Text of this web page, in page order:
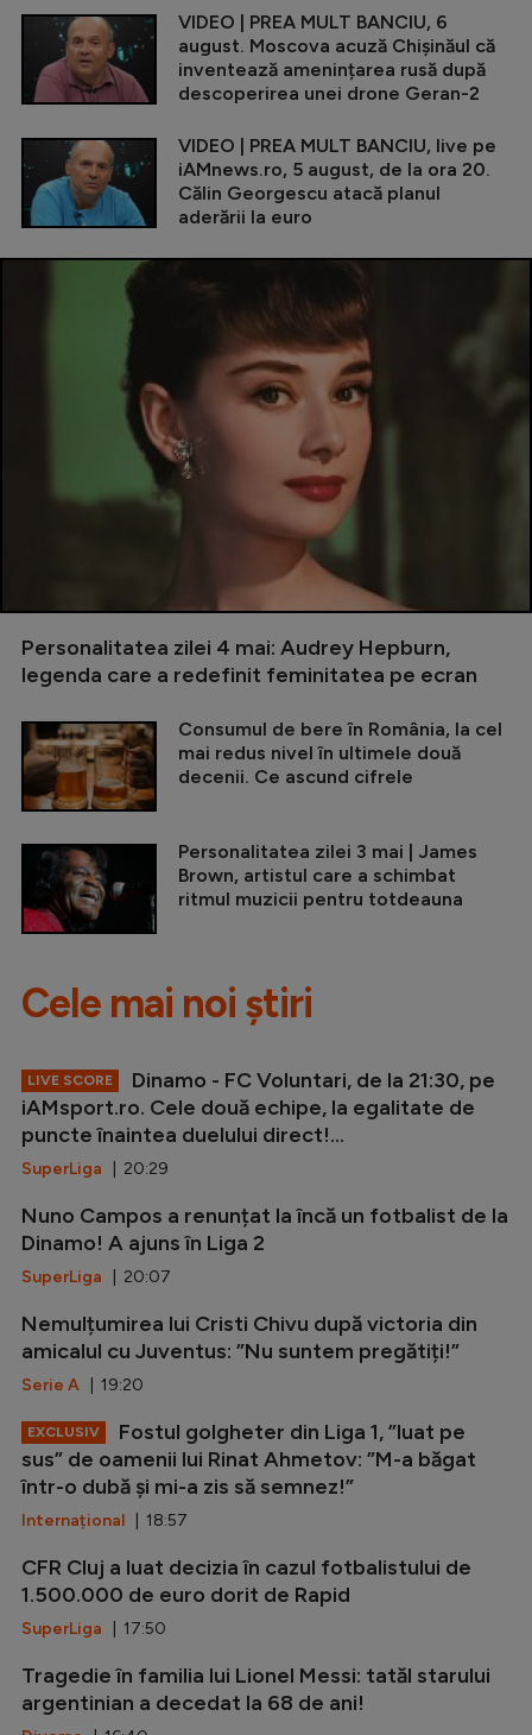
VIDEO | PREA MULT BANCIU, 6
august. Moscova acuză Chișinăul că
inventează amenințarea rusă după
descoperirea unei drone Geran-2
VIDEO | PREA MULT BANCIU, live pe
iAMnews.ro, 5 august, de la ora 20.
Călin Georgescu atacă planul
aderării la euro
Personalitatea zilei 4 mai: Audrey Hepburn,
legenda care a redefinit feminitatea pe ecran
Consumul de bere în România, la cel
mai redus nivel în ultimele două
decenii. Ce ascund cifrele
Personalitatea zilei 3 mai | James
Brown, artistul care a schimbat
ritmul muzicii pentru totdeauna
Cele mai noi știri
LIVE SCORE
Dinamo - FC Voluntari, de la 21:30, pe
iAMsport.ro. Cele două echipe, la egalitate de
puncte înaintea duelului direct!...
SuperLiga | 20:29
Nuno Campos a renunțat la încă un fotbalist de la
Dinamo! A ajuns în Liga 2
SuperLiga | 20:07
Nemulțumirea lui Cristi Chivu după victoria din
amicalul cu Juventus: ”Nu suntem pregătiți!”
Serie A | 19:20
EXCLUSIV
Fostul golgheter din Liga 1, ”luat pe
sus” de oamenii lui Rinat Ahmetov: ”M-a băgat
într-o dubă și mi-a zis să semnez!”
Internațional | 18:57
CFR Cluj a luat decizia în cazul fotbalistului de
1.500.000 de euro dorit de Rapid
SuperLiga | 17:50
Tragedie în familia lui Lionel Messi: tatăl starului
argentinian a decedat la 68 de ani!